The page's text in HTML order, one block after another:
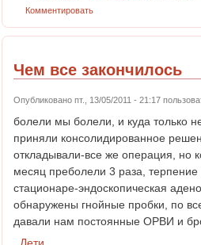
Комментировать
Чем все закончилось
Опубликовано пт., 13/05/2011 - 21:17
болели мы болели, и куда только
приняли консолидированное
откладывали-все же операция, но
месяц преболели 3 раза, терпение
стационаре-эндоскопическая
обнаружены гнойные пробки, по
давали нам постоянные ОРВИ и